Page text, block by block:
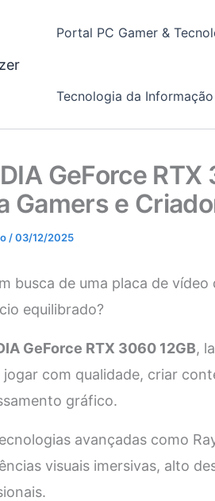
Portal PC Gamer &
Tecnologia da Informação
GeForce
Gamers e
/03/12/2025
busca de uma placa de
equilibrado?
GeForce RTX 3060 12GB,
jogar com qualidade, criar
gráfico.
avançadas como
visuais imersivas, alto